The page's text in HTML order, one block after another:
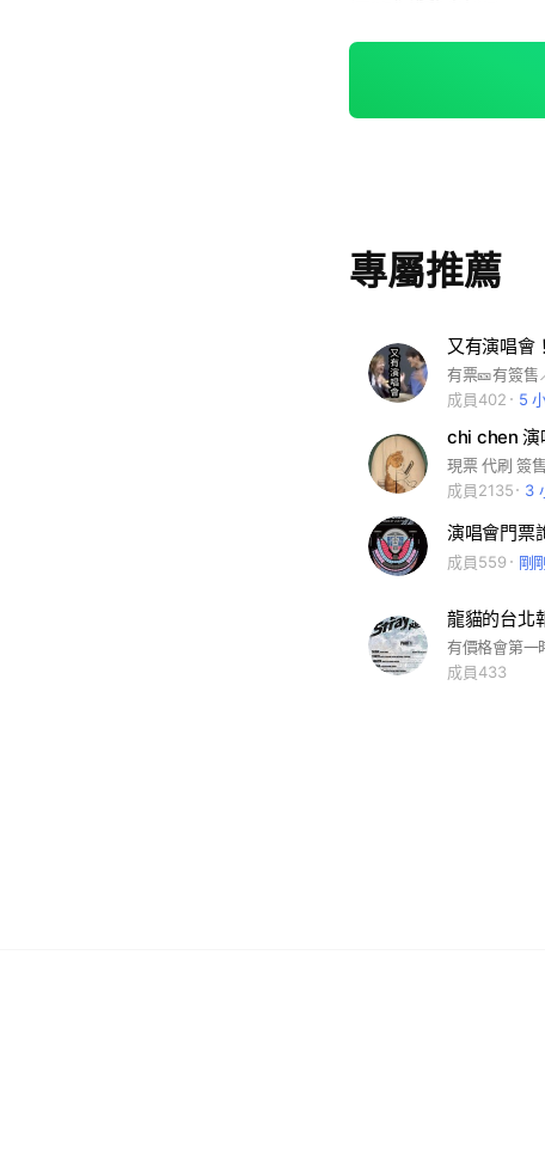
專屬推薦
又有演唱會
成員402
5
chi chen 演
成員2135
3
演唱會門票
成員559 剛
龍貓的台北
成員433